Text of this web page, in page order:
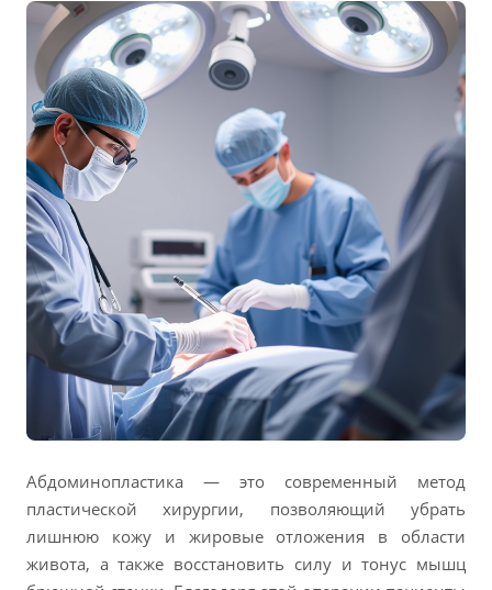
Абдоминопластика — это современный метод
пластической хирургии, позволяющий убрать
лишнюю кожу и жировые отложения в области
живота, а также восстановить силу и тонус мышц